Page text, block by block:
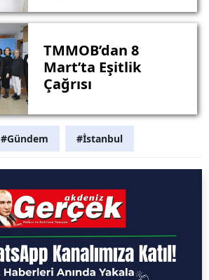
TMMOB’dan 8
Mart’ta Eşitlik
Çağrısı
#Gündem #İstanbul